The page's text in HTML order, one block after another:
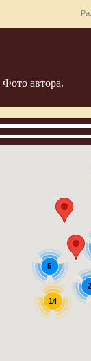
Фото автора.
5
14
2